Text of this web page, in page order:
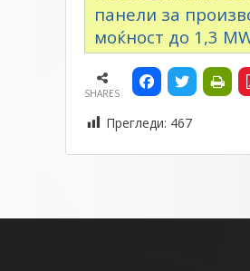
панели за
моќност до 1,3
SHARES
Прегледи: 467